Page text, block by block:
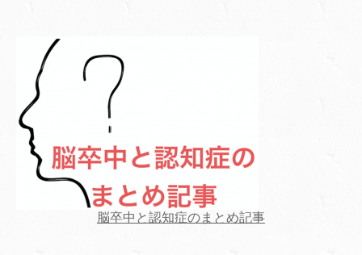
脳卒中と認知症のまとめ記事